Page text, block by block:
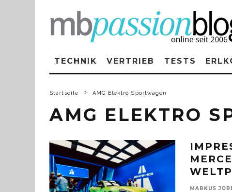
TECHNIK VERTRIEB TESTS
Startseite AMG Elektro Sportwagen
AMG ELEKTRO
MARKUS